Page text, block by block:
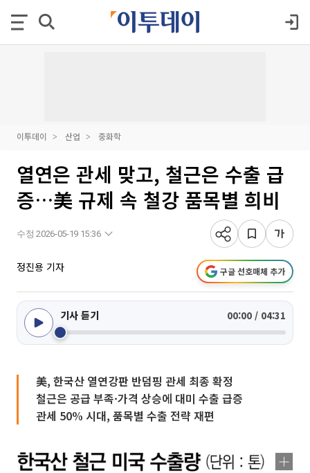
이투데이 산업 중화학
열연은 관세 맞고, 철근은 수출 급
증…美 규제 속 철강 품목별 희비
수정 2026-05-19 15:36
정진용 기자 구글 선호매체 추가
기사 듣기 00:00 / 04:31
美, 한국산 열연강판 반덤핑 관세 최종 확정
철근은 공급 부족·가격 상승에 대미 수출 급증
관세 50% 시대, 품목별 수출 전략 재편